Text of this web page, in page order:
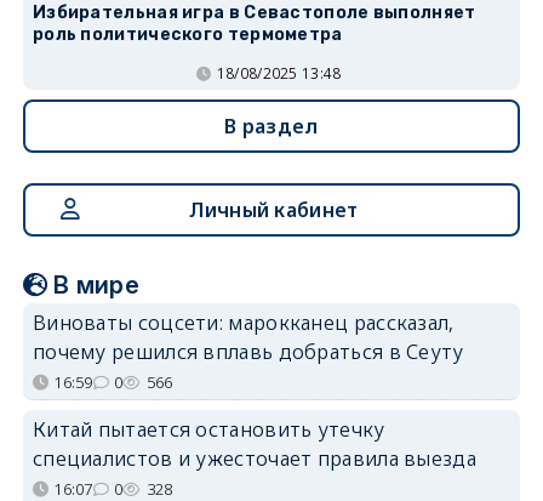
Избирательная игра в Севастополе выполняет
роль политического термометра
18/08/2025 13:48
В раздел
Личный кабинет
В мире
Виноваты соцсети: марокканец рассказал,
почему решился вплавь добраться в Сеуту
16:59 0 566
Китай пытается остановить утечку
специалистов и ужесточает правила выезда
16:07 0 328